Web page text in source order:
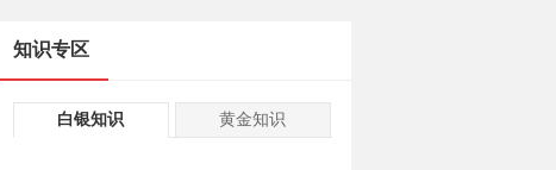
知识专区
白银知识 黄金知识